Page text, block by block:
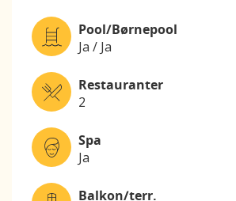
Pool/Børnepool
Ja / Ja
Restauranter
2
Spa
Ja
Balkon/terr.